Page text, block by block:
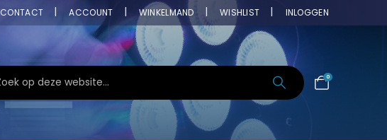
CONTACT ACCOUNT WINKELMAND WISHLIST INLOGGEN
0